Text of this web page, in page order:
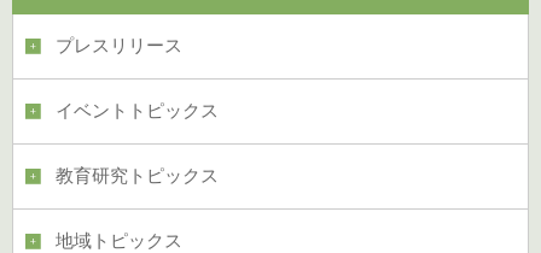
プレスリリース
イベントトピックス
教育研究トピックス
地域トピックス